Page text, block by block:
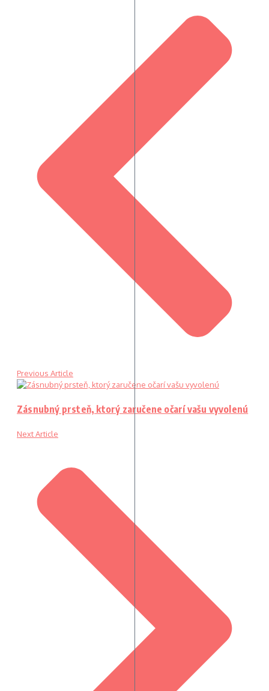
Previous Article
Zásnubný prsteň, ktorý zaručene očarí vašu vyvolenú
Next Article